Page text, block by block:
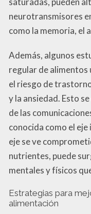
neurotransmisores
como la memoria, el
Además, algunos
regular de
el riesgo de
y la ansiedad. Esto
de las
conocida como el
eje se ve
nutrientes, puede
mentales y físicos
Estrategias para
alimentación